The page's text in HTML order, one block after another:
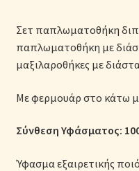
Ολοκλήρωση
Παπλώματα για Ζεστασιά
Σετ παπλωματοθήκη
παπλωματοθήκη με
μαξιλαροθήκες με
Με φερμουάρ στο κάτω
Σύνθεση Υφάσματος:
Ύφασμα εξαιρετικής